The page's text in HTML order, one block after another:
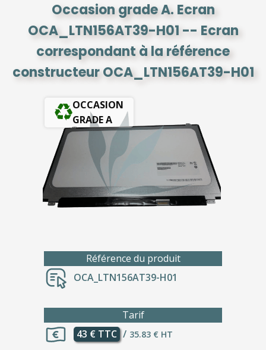
Occasion grade A. Ecran
OCA_LTN156AT39-H01 -- Ecran
correspondant à la référence
constructeur OCA_LTN156AT39-H01
OCCASION
GRADE A
Référence du produit
OCA_LTN156AT39-H01
Tarif
43 € TTC / 35.83 € HT